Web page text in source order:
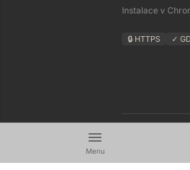
menu
Menu
Instalace v
🔒 HTTPS ✓